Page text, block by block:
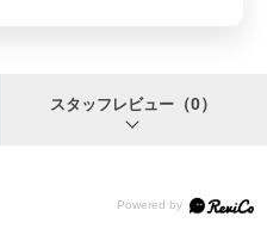
スタッフレビュー （0）